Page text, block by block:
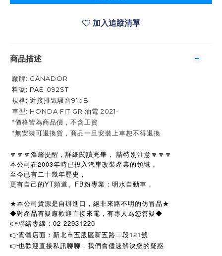
加入追蹤清單
商品描述
廠牌: GANADOR
料號: PAE-092ST
規格: 近接排気騒音91dB
車型: HONDA FIT GR 油電 2021-
*價格皆為商品價，不含工資
*無安裝可退換貨，商品一旦安裝上車恕不得退換
🔽🔽🔽溫馨提醒，詳細閱讀完畢， 請特別注意🔽🔽🔽
本公司在2003年時已投入汽車改裝產業的領域，
至今已有二十幾年歷史，
更有自己的YT頻道、FB粉專業：明水自動車，
★本公司貨源是自辦進口，絕非來路不明的仿冒品★
◆對產品有疑慮歡迎直接來電，有專人為您答疑◆
👉聯絡專線：02-22931220
👉實體店面：新北市五股區新五路二段121號
👉也歡迎直接私訊聊聊，我們會儘速解決您的疑惑